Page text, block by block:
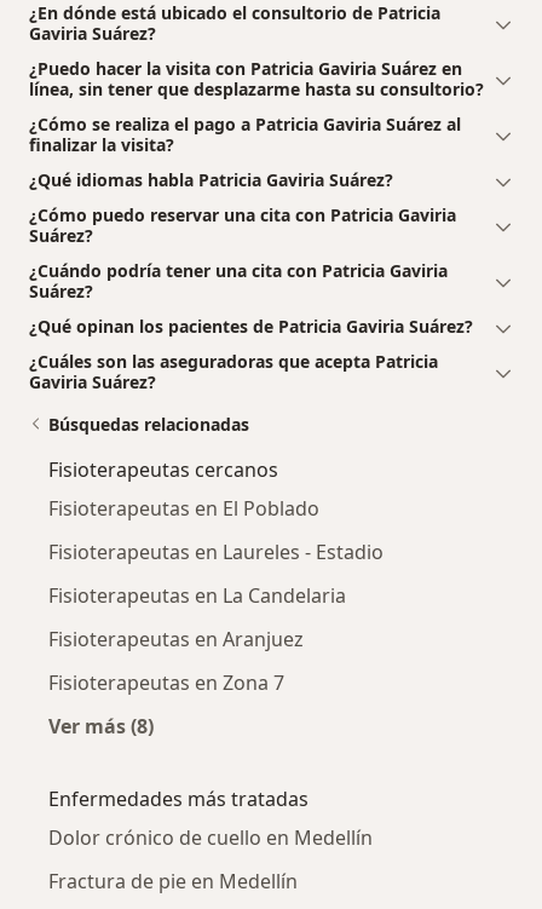
¿En dónde está ubicado el consultorio de Patricia
Gaviria Suárez?
¿Puedo hacer la visita con Patricia Gaviria Suárez en
línea, sin tener que desplazarme hasta su consultorio?
¿Cómo se realiza el pago a Patricia Gaviria Suárez al
finalizar la visita?
¿Qué idiomas habla Patricia Gaviria Suárez?
¿Cómo puedo reservar una cita con Patricia Gaviria
Suárez?
¿Cuándo podría tener una cita con Patricia Gaviria
Suárez?
¿Qué opinan los pacientes de Patricia Gaviria Suárez?
¿Cuáles son las aseguradoras que acepta Patricia
Gaviria Suárez?
Búsquedas relacionadas
Fisioterapeutas cercanos
Fisioterapeutas en El Poblado
Fisioterapeutas en Laureles - Estadio
Fisioterapeutas en La Candelaria
Fisioterapeutas en Aranjuez
Fisioterapeutas en Zona 7
Ver más (8)
Enfermedades más tratadas
Dolor crónico de cuello en Medellín
Fractura de pie en Medellín